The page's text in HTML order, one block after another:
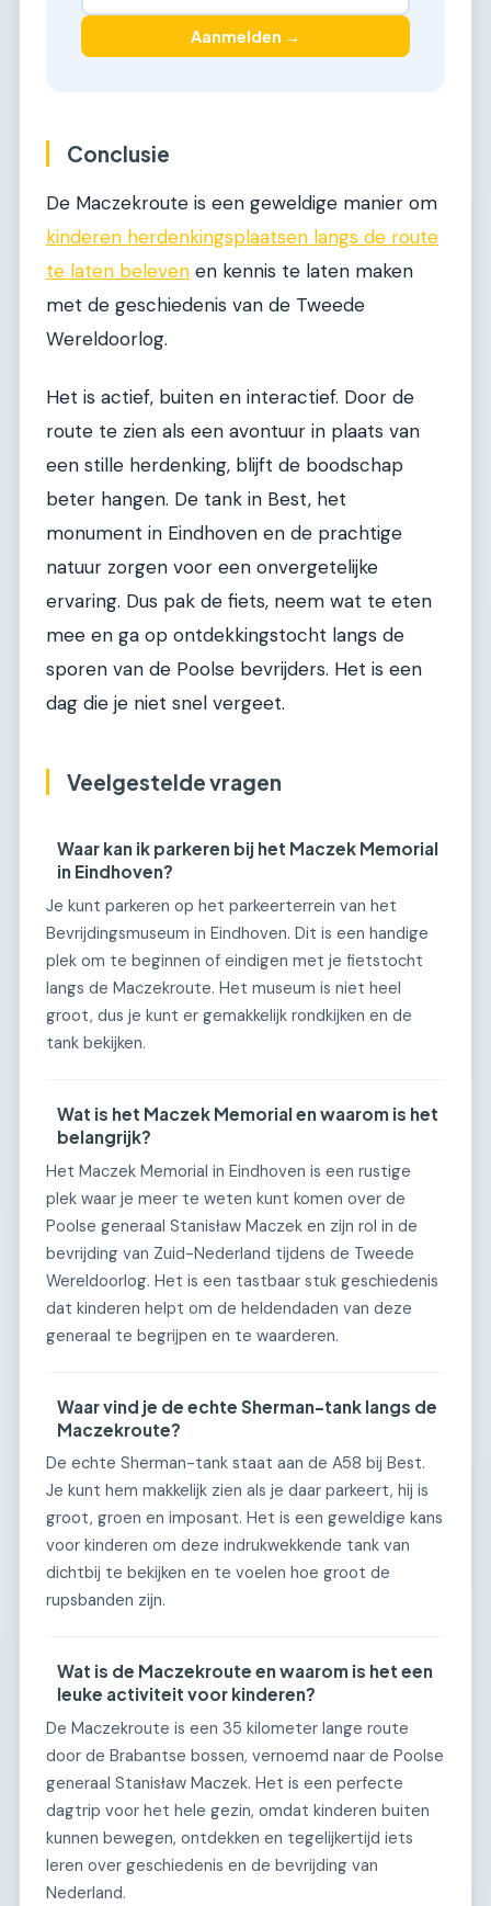
Aanmelden →
Conclusie
De Maczekroute is een geweldige manier om
kinderen herdenkingsplaatsen langs de route
te laten beleven en kennis te laten maken
met de geschiedenis van de Tweede
Wereldoorlog.
Het is actief, buiten en interactief. Door de
route te zien als een avontuur in plaats van
een stille herdenking, blijft de boodschap
beter hangen. De tank in Best, het
monument in Eindhoven en de prachtige
natuur zorgen voor een onvergetelijke
ervaring. Dus pak de fiets, neem wat te eten
mee en ga op ontdekkingstocht langs de
sporen van de Poolse bevrijders. Het is een
dag die je niet snel vergeet.
Veelgestelde vragen
Waar kan ik parkeren bij het Maczek Memorial
in Eindhoven?
Je kunt parkeren op het parkeerterrein van het
Bevrijdingsmuseum in Eindhoven. Dit is een handige
plek om te beginnen of eindigen met je fietstocht
langs de Maczekroute. Het museum is niet heel
groot, dus je kunt er gemakkelijk rondkijken en de
tank bekijken.
Wat is het Maczek Memorial en waarom is het
belangrijk?
Het Maczek Memorial in Eindhoven is een rustige
plek waar je meer te weten kunt komen over de
Poolse generaal Stanisław Maczek en zijn rol in de
bevrijding van Zuid-Nederland tijdens de Tweede
Wereldoorlog. Het is een tastbaar stuk geschiedenis
dat kinderen helpt om de heldendaden van deze
generaal te begrijpen en te waarderen.
Waar vind je de echte Sherman-tank langs de
Maczekroute?
De echte Sherman-tank staat aan de A58 bij Best.
Je kunt hem makkelijk zien als je daar parkeert, hij is
groot, groen en imposant. Het is een geweldige kans
voor kinderen om deze indrukwekkende tank van
dichtbij te bekijken en te voelen hoe groot de
rupsbanden zijn.
Wat is de Maczekroute en waarom is het een
leuke activiteit voor kinderen?
De Maczekroute is een 35 kilometer lange route
door de Brabantse bossen, vernoemd naar de Poolse
generaal Stanisław Maczek. Het is een perfecte
dagtrip voor het hele gezin, omdat kinderen buiten
kunnen bewegen, ontdekken en tegelijkertijd iets
leren over geschiedenis en de bevrijding van
Nederland.